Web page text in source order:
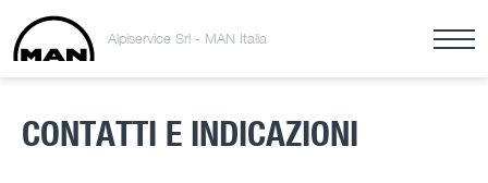
Alpiservice Srl - MAN Italia
CONTATTI E INDICAZIONI